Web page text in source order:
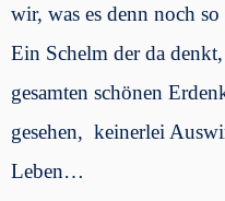
wir, was es denn noch
Ein Schelm der da
gesamten schönen
gesehen, keinerlei
Leben…